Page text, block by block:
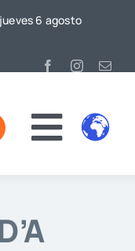
6 agosto